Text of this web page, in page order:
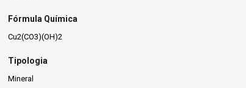
Fórmula Química
Cu2(CO3)(OH)2
Tipologia
Mineral